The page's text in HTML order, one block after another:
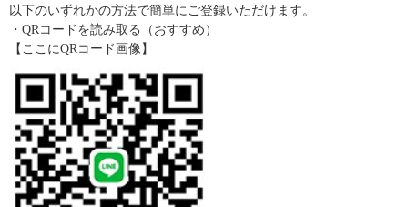
以下のいずれかの方法で簡単にご登録いただけます。
・QRコードを読み取る（おすすめ）
【ここにQRコード画像】